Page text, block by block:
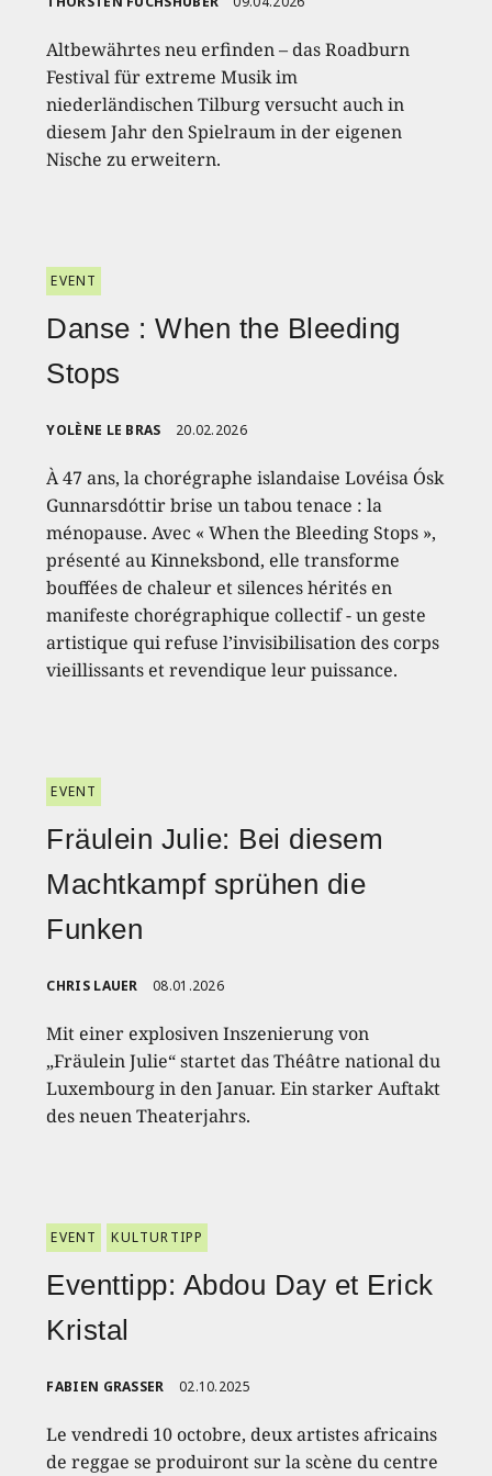
Altbewährtes neu erfinden – das Roadburn
Festival für extreme Musik im
niederländischen Tilburg versucht auch in
diesem Jahr den Spielraum in der eigenen
Nische zu erweitern.
EVENT
Danse : When the Bleeding
Stops
YOLÈNE LE BRAS 20.02.2026
À 47 ans, la chorégraphe islandaise Lovéisa Ósk
Gunnarsdóttir brise un tabou tenace : la
ménopause. Avec « When the Bleeding Stops »,
présenté au Kinneksbond, elle transforme
bouffées de chaleur et silences hérités en
manifeste chorégraphique collectif - un geste
artistique qui refuse l’invisibilisation des corps
vieillissants et revendique leur puissance.
EVENT
Fräulein Julie: Bei diesem
Machtkampf sprühen die
Funken
CHRIS LAUER 08.01.2026
Mit einer explosiven Inszenierung von
„Fräulein Julie“ startet das Théâtre national du
Luxembourg in den Januar. Ein starker Auftakt
des neuen Theaterjahrs.
EVENT KULTURTIPP
Eventtipp: Abdou Day et Erick
Kristal
FABIEN GRASSER 02.10.2025
Le vendredi 10 octobre, deux artistes africains
de reggae se produiront sur la scène du centre